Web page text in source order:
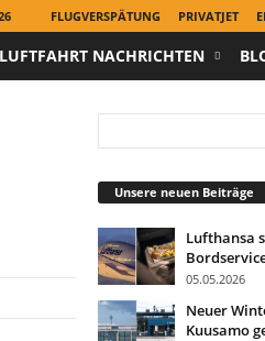
FLUGVERSPÄTUNG PRIVATJET
LUFTFAHRT NACHRICHTEN
Unsere neuen Beiträge
Lufthansa
05.05.2026
Neuer
Kuusamo